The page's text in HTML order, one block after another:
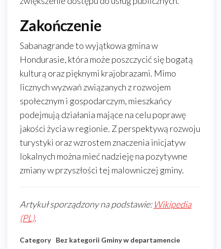
Zakończenie
Sabanagrande to wyjątkowa gmina w
Hondurasie, która może poszczycić się bogatą
kulturą oraz pięknymi krajobrazami. Mimo
licznych wyzwań związanych z rozwojem
społecznym i gospodarczym, mieszkańcy
podejmują działania mające na celu poprawę
jakości życia w regionie. Z perspektywą rozwoju
turystyki oraz wzrostem znaczenia inicjatyw
lokalnych można mieć nadzieję na pozytywne
zmiany w przyszłości tej malowniczej gminy.
Artykuł sporządzony na podstawie: Wikipedia
(PL).
Category Bez kategorii Gminy w departamencie